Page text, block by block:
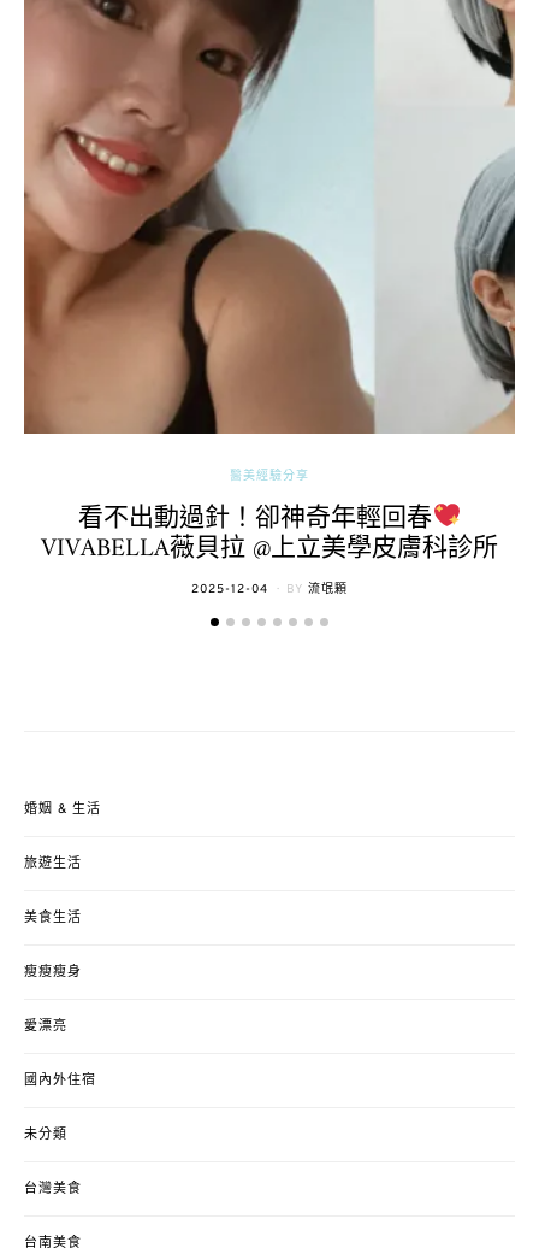
醫美經驗分享
看不出動過針！卻神奇年輕回春
VIVABELLA薇貝拉 @上立美學皮膚科診所
POSTED
2025-12-04 BY 流氓顆
婚姻 & 生活
旅遊生活
美食生活
瘦瘦瘦身
愛漂亮
國內外住宿
未分類
台灣美食
台南美食